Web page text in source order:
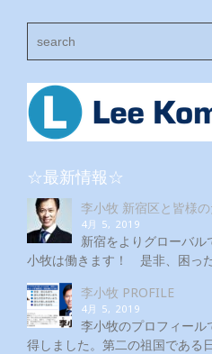
☆最新情報☆
李小牧 新宿区と皆様
4月 5, 2019
新宿をよりグローバ
小牧は働きます！ 是非、困っ
李小牧 PROFILE
4月 5, 2019
李小牧のプロフィール
得しました。第二の祖国である